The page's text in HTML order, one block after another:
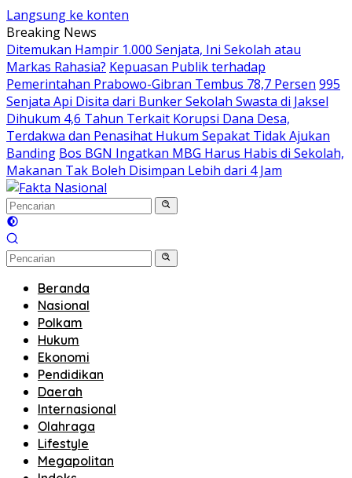
Langsung ke konten
Breaking News
Ditemukan Hampir 1.000 Senjata, Ini Sekolah atau
Markas Rahasia? Kepuasan Publik terhadap
Pemerintahan Prabowo-Gibran Tembus 78,7 Persen 995
Senjata Api Disita dari Bunker Sekolah Swasta di Jaksel
Dihukum 4,6 Tahun Terkait Korupsi Dana Desa,
Terdakwa dan Penasihat Hukum Sepakat Tidak Ajukan
Banding Bos BGN Ingatkan MBG Harus Habis di Sekolah,
Makanan Tak Boleh Disimpan Lebih dari 4 Jam
Beranda
Nasional
Polkam
Hukum
Ekonomi
Pendidikan
Daerah
Internasional
Olahraga
Lifestyle
Megapolitan